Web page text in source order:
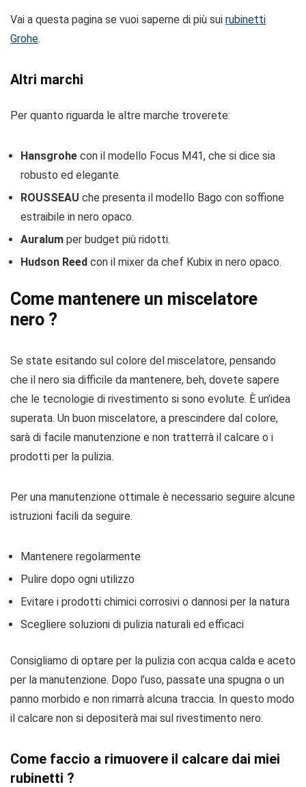
Vai a questa pagina se vuoi saperne di più sui rubinetti
Grohe.
Altri marchi
Per quanto riguarda le altre marche troverete:
Hansgrohe con il modello Focus M41, che si dice sia
robusto ed elegante.
ROUSSEAU che presenta il modello Bago con soffione
estraibile in nero opaco.
Auralum per budget più ridotti.
Hudson Reed con il mixer da chef Kubix in nero opaco.
Come mantenere un miscelatore
nero ?
Se state esitando sul colore del miscelatore, pensando
che il nero sia difficile da mantenere, beh, dovete sapere
che le tecnologie di rivestimento si sono evolute. È un’idea
superata. Un buon miscelatore, a prescindere dal colore,
sarà di facile manutenzione e non tratterrà il calcare o i
prodotti per la pulizia.
Per una manutenzione ottimale è necessario seguire alcune
istruzioni facili da seguire.
Mantenere regolarmente
Pulire dopo ogni utilizzo
Evitare i prodotti chimici corrosivi o dannosi per la natura
Scegliere soluzioni di pulizia naturali ed efficaci
Consigliamo di optare per la pulizia con acqua calda e aceto
per la manutenzione. Dopo l’uso, passate una spugna o un
panno morbido e non rimarrà alcuna traccia. In questo modo
il calcare non si depositerà mai sul rivestimento nero.
Come faccio a rimuovere il calcare dai miei
rubinetti ?